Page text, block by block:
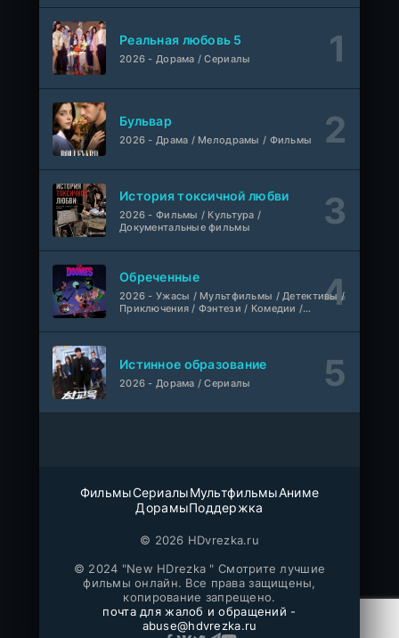
Фильм
Любовь на розлив
WEB-Rip
Ольмо
Фильм
WEB-Rip
@MUZOBOZ@
1 сезон
Авто-Перевод
Шугар
1-2 сезон
1-8 серия
Свидания с Элис Перес
1 сезон
AniMaunt
Йоне, иногда
Фильм
WEB-Rip
Реальная любовь 5
2026 - Дорама / Сериалы
Бульвар
2026 - Драма / Мелодрамы / Фильмы
История токсичной любви
2026 - Фильмы / Культура /
Документальные фильмы
Обреченные
2026 - Ужасы / Мультфильмы / Детективы /
Приключения / Фэнтези / Комедии /
Истинное образование
2026 - Дорама / Сериалы
ФильмыСериалыМультфильмыАниме
ДорамыПоддержка
© 2026 HDvrezka.ru
© 2024 "New HDrezka " Смотрите лучшие
фильмы онлайн. Все права защищены,
копирование запрещено.
почта для жалоб и обращений -
abuse@hdvrezka.ru